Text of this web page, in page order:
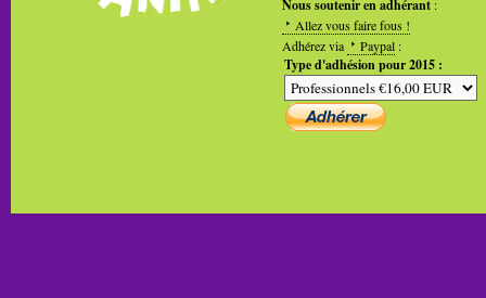
Nous soutenir en adhérant :
Allez vous faire fous !
Adhérez via
Paypal :
Type d'adhésion pour 2015 :